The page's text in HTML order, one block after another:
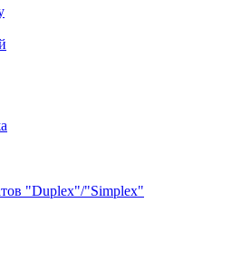
"Duplex"/"Simplex"